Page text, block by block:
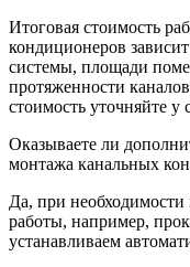
Итоговая стоимость
кондиционеров
системы, площади
протяженности
стоимость уточняйте
Оказываете ли
монтажа канальных
Да, при
работы, например,
устанавливаем